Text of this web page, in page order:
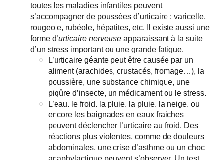
toutes les maladies infantiles peuvent
s’accompagner de poussées d’urticaire : varicelle,
rougeole, rubéole, hépatites, etc. Il existe aussi une
forme d’urticaire nerveuse apparaissant à la suite
d’un stress important ou une grande fatigue.
L’urticaire géante peut être causée par un
aliment (arachides, crustacés, fromage…), la
poussière, une substance chimique, une
piqûre d’insecte, un médicament ou le stress.
L’eau, le froid, la pluie, la pluie, la neige, ou
encore les baignades en eaux fraiches
peuvent déclencher l’urticaire au froid. Des
réactions plus violentes, comme de douleurs
abdominales, une crise d’asthme ou un choc
anaphylactique peuvent s’observer. Un test